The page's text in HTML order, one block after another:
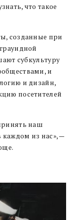
что такое
созданные при
субкультуру
и
и дизайн,
посетителей
наш
каждом из нас», —